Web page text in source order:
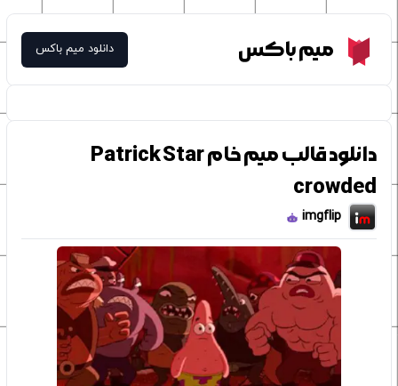
Meme Boxمیم باکس دانلود میم باکس
دانلود قالب میم خام Patrick Star
crowded
imgflip